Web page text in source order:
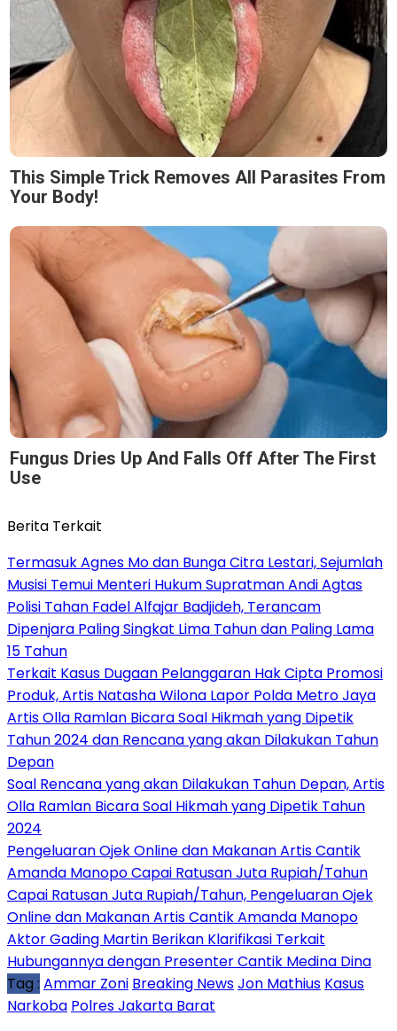
This Simple Trick Removes All Parasites From
Your Body!
Fungus Dries Up And Falls Off After The First
Use
Berita Terkait
Termasuk Agnes Mo dan Bunga Citra Lestari, Sejumlah
Musisi Temui Menteri Hukum Supratman Andi Agtas
Polisi Tahan Fadel Alfajar Badjideh, Terancam
Dipenjara Paling Singkat Lima Tahun dan Paling Lama
15 Tahun
Terkait Kasus Dugaan Pelanggaran Hak Cipta Promosi
Produk, Artis Natasha Wilona Lapor Polda Metro Jaya
Artis Olla Ramlan Bicara Soal Hikmah yang Dipetik
Tahun 2024 dan Rencana yang akan Dilakukan Tahun
Depan
Soal Rencana yang akan Dilakukan Tahun Depan, Artis
Olla Ramlan Bicara Soal Hikmah yang Dipetik Tahun
2024
Pengeluaran Ojek Online dan Makanan Artis Cantik
Amanda Manopo Capai Ratusan Juta Rupiah/Tahun
Capai Ratusan Juta Rupiah/Tahun, Pengeluaran Ojek
Online dan Makanan Artis Cantik Amanda Manopo
Aktor Gading Martin Berikan Klarifikasi Terkait
Hubungannya dengan Presenter Cantik Medina Dina
Tag : Ammar Zoni Breaking NewsJon Mathius Kasus
Narkoba Polres Jakarta Barat